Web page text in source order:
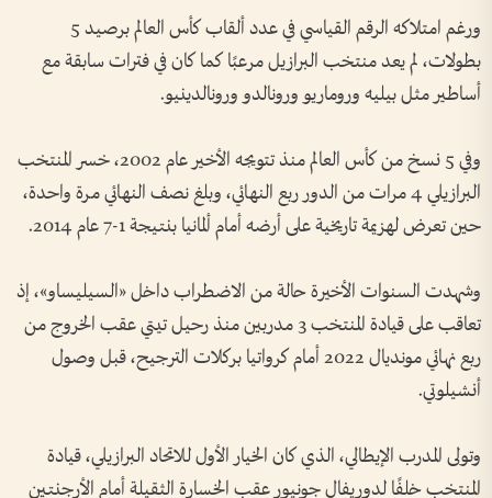
ورغم امتلاكه الرقم القياسي في عدد ألقاب كأس العالم برصيد 5
بطولات، لم يعد منتخب البرازيل مرعبًا كما كان في فترات سابقة مع
أساطير مثل بيليه وروماريو ورونالدو ورونالدينيو.
وفي 5 نسخ من كأس العالم منذ تتويجه الأخير عام 2002، خسر المنتخب
البرازيلي 4 مرات من الدور ربع النهائي، وبلغ نصف النهائي مرة واحدة،
حين تعرض لهزيمة تاريخية على أرضه أمام ألمانيا بنتيجة 1-7 عام 2014.
وشهدت السنوات الأخيرة حالة من الاضطراب داخل «السيليساو»، إذ
تعاقب على قيادة المنتخب 3 مدربين منذ رحيل تيتي عقب الخروج من
ربع نهائي مونديال 2022 أمام كرواتيا بركلات الترجيح، قبل وصول
أنشيلوتي.
وتولى المدرب الإيطالي، الذي كان الخيار الأول للاتحاد البرازيلي، قيادة
المنتخب خلفًا لدوريفال جونيور عقب الخسارة الثقيلة أمام الأرجنتين